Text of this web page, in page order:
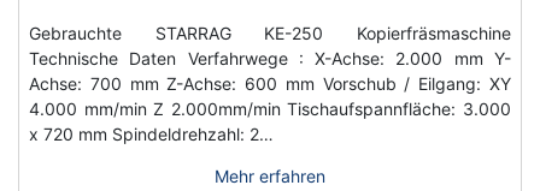
Gebrauchte STARRAG KE-250 Kopierfräsmaschine
Technische Daten Verfahrwege : X-Achse: 2.000 mm Y-
Achse: 700 mm Z-Achse: 600 mm Vorschub / Eilgang: XY
4.000 mm/min Z 2.000mm/min Tischaufspannfläche: 3.000
x 720 mm Spindeldrehzahl: 2…
Mehr erfahren